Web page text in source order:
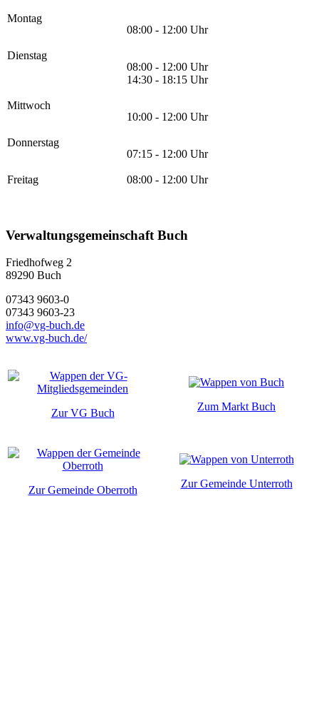
Montag
08:00 - 12:00 Uhr
Dienstag
08:00 - 12:00 Uhr
14:30 - 18:15 Uhr
Mittwoch
10:00 - 12:00 Uhr
Donnerstag
07:15 - 12:00 Uhr
Freitag 08:00 - 12:00 Uhr
Verwaltungsgemeinschaft Buch
Friedhofweg 2
89290 Buch
07343 9603-0
07343 9603-23
info@vg-buch.de
www.vg-buch.de/
Zur VG Buch
Zum Markt Buch
Zur Gemeinde Oberroth
Zur Gemeinde Unterroth